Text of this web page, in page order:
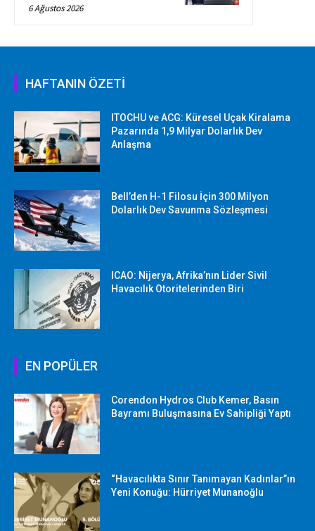
6 Ağustos 2026
HAFTANIN ÖZETİ
ITOCHU ve ACG: Küresel Uçak Kiralama
Pazarında 1,9 Milyar Dolarlık Dev
Anlaşma
Bell’den H-1 Filosu İçin 300 Milyon
Dolarlık Dev Savunma Sözleşmesi
ICAO: Nijerya, Afrika’nın Lider Sivil
Havacılık Otoritelerinden Biri
EN POPÜLER
Corendon Hydros Club Kemer, Basın
Bayramı Buluşmasına Ev Sahipliği Yaptı
“Havacılıkta Sınır Tanımayan Kadınlar”ın
Yeni Konuğu: Hürriyet Munanoğlu